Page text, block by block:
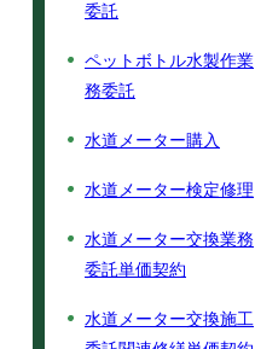
委託
ペットボトル水製作業
務委託
水道メーター購入
水道メーター検定修理
水道メーター交換業務
委託単価契約
水道メーター交換施工